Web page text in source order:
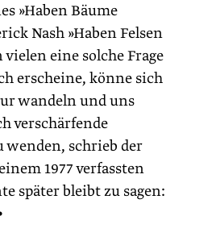
»Haben Bäume
Nash »Haben Felsen
vielen eine solche Frage
erscheine, könne sich
wandeln und uns
verschärfende
wenden, schrieb der
1977 verfassten
später bleibt zu sagen: